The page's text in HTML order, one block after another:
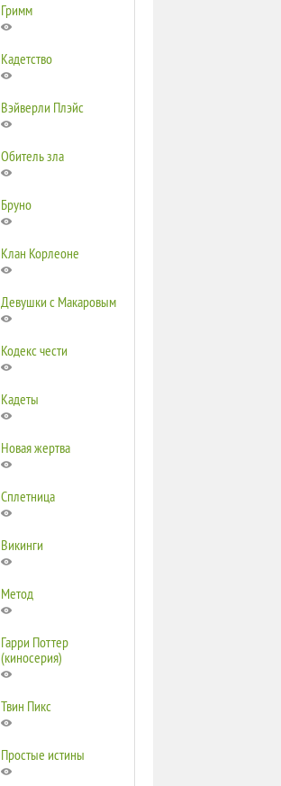
Гримм
Кадетство
Вэйверли Плэйс
Обитель зла
Бруно
Клан Корлеоне
Девушки с Макаровым
Кодекс чести
Кадеты
Новая жертва
Сплетница
Викинги
Метод
Гарри Поттер
(киносерия)
Твин Пикс
Простые истины